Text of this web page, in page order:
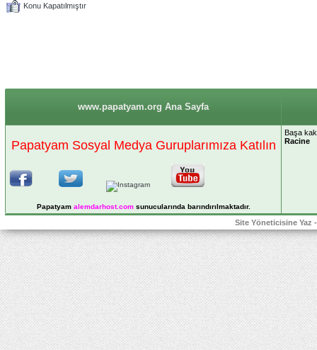
Konu Kapatılmıştır
www.papatyam.org Ana Sayfa
Papatyam Sosyal Medya Guruplarımıza Katılın
Papatyam alemdarhost.comsunucularında barındırılmaktadır.
Başa
Racine
Site Yöneticisine Yaz